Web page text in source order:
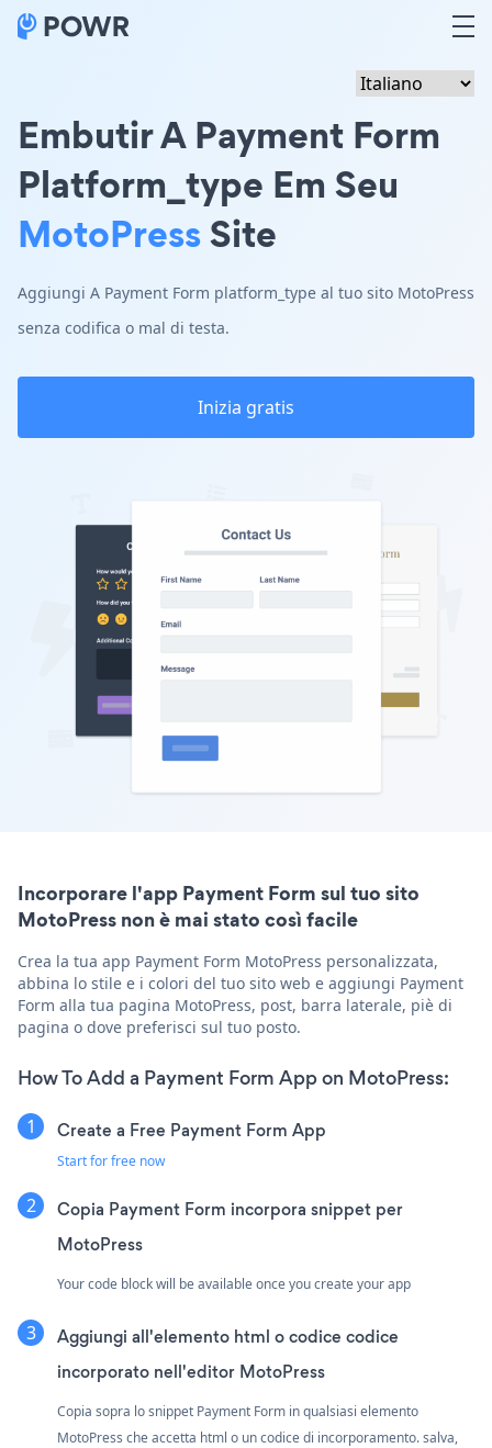
Embutir A Payment Form
Platform_type Em Seu
MotoPressSite
Aggiungi A Payment Form platform_type al tuo sito MotoPress
senza codifica o mal di testa.
Inizia gratis
Incorporare l'app Payment Form sul tuo sito
MotoPress non è mai stato così facile
Crea la tua app Payment Form MotoPress personalizzata,
abbina lo stile e i colori del tuo sito web e aggiungi Payment
Form alla tua pagina MotoPress, post, barra laterale, piè di
pagina o dove preferisci sul tuo posto.
How To Add a Payment Form App on MotoPress:
Create a Free Payment Form App
Start for free now
Copia Payment Form incorpora snippet per
MotoPress
Your code block will be available once you create your app
Aggiungi all'elemento html o codice codice
incorporato nell'editor MotoPress
Copia sopra lo snippet Payment Form in qualsiasi elemento
MotoPress che accetta html o un codice di incorporamento. salva,